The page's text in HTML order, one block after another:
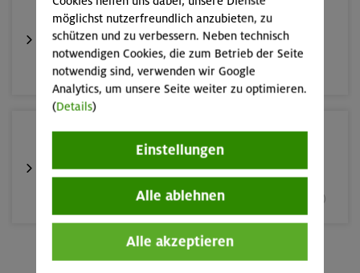
12.-16.09.26
Klettersteige rund um und auf den Sellastock
Dolomiten (Sellagruppe)
20.09.26
Fahrtechnik II - Advanced
München und Umgebung (inkl. bayer. Voralpenraum)
26.-30.09.26
möglichst nutzerfreundlich anzubieten, zu
schützen und zu verbessern. Neben technisch
notwendigen Cookies, die zum Betrieb der Seite
notwendig sind, verwenden wir Google
Analytics, um unsere Seite weiter zu optimieren.
(Details)
Einstellungen
Alle ablehnen
Alle akzeptieren